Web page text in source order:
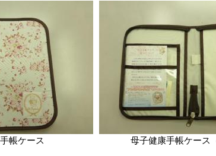
帳ケース 母子健康手帳ケース